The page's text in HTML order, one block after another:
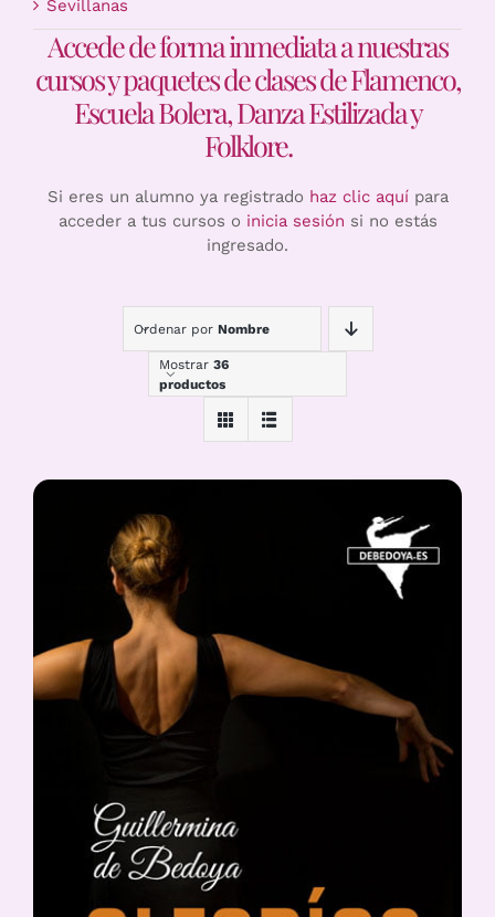
Sevillanas
Accede de forma inmediata a nuestras
cursos y paquetes de clases de Flamenco,
Escuela Bolera, Danza Estilizada y
Folklore.
Si eres un alumno ya registrado haz clic aquípara
acceder a tus cursos o inicia sesión si no estás
ingresado.
Ordenar por Nombre
Mostrar 36
productos